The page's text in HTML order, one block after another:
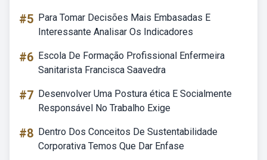
#5 Para Tomar Decisões Mais Embasadas E
Interessante Analisar Os Indicadores
#6 Escola De Formação Profissional Enfermeira
Sanitarista Francisca Saavedra
#7 Desenvolver Uma Postura ética E Socialmente
Responsável No Trabalho Exige
#8 Dentro Dos Conceitos De Sustentabilidade
Corporativa Temos Que Dar Enfase